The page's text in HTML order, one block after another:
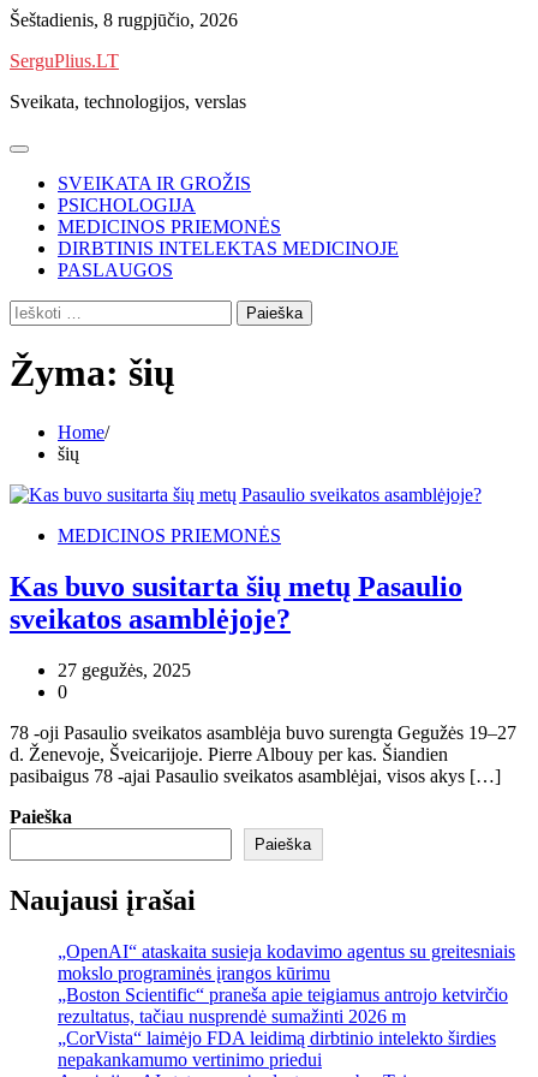
Skip
content
Šeštadienis, 8 rugpjūčio, 2026
SerguPlius.LT
Sveikata, technologijos, verslas
SVEIKATA IR GROŽIS
PSICHOLOGIJA
MEDICINOS PRIEMONĖS
DIRBTINIS INTELEKTAS MEDICINOJE
PASLAUGOS
Ieškoti:
Žyma: šių
Home
šių
MEDICINOS PRIEMONĖS
Kas buvo susitarta šių metų Pasaulio
sveikatos asamblėjoje?
27 gegužės, 2025
0
78 -oji Pasaulio sveikatos asamblėja buvo surengta Gegužės 19–27
d. Ženevoje, Šveicarijoje. Pierre Albouy per kas. Šiandien
pasibaigus 78 -ajai Pasaulio sveikatos asamblėjai, visos akys […]
Paieška
Paieška
Naujausi įrašai
„OpenAI“ ataskaita susieja kodavimo agentus su greitesniais
mokslo programinės įrangos kūrimu
„Boston Scientific“ praneša apie teigiamus antrojo ketvirčio
rezultatus, tačiau nusprendė sumažinti 2026 m
„CorVista“ laimėjo FDA leidimą dirbtinio intelekto širdies
nepakankamumo vertinimo priedui